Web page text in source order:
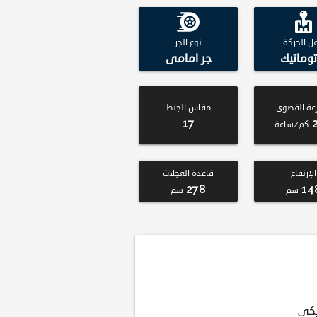
الحركة نوع الجر
جر امامى
القصوى
كم/ساعة
مقاس الجنط
17
الإرتفاع
سم
قاعدة العجلات
278 سم